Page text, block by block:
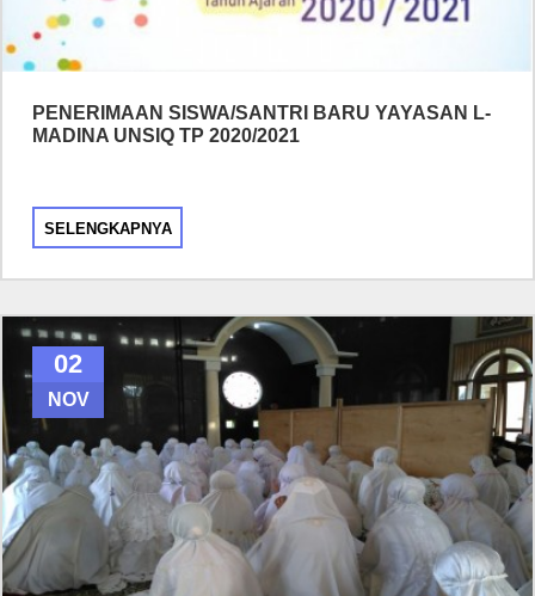
PENERIMAAN SISWA/SANTRI BARU YAYASAN L-
MADINA UNSIQ TP 2020/2021
SELENGKAPNYA
02
NOV